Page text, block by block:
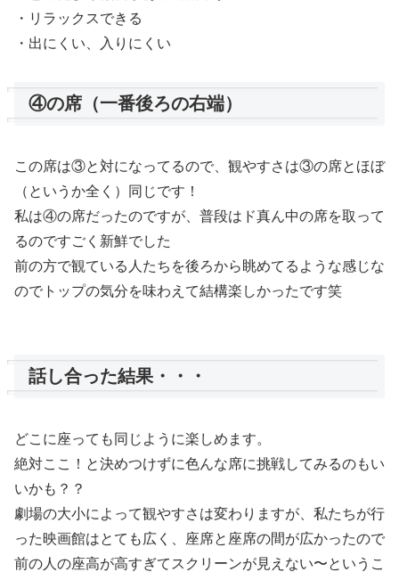
・リラックスできる
・出にくい、入りにくい
④の席（一番後ろの右端）
この席は③と対になってるので、観やすさは③の席とほぼ
（というか全く）同じです！
私は④の席だったのですが、普段はド真ん中の席を取って
るのですごく新鮮でした
前の方で観ている人たちを後ろから眺めてるような感じな
のでトップの気分を味わえて結構楽しかったです笑
話し合った結果・・・
どこに座っても同じように楽しめます。
絶対ここ！と決めつけずに色んな席に挑戦してみるのもい
いかも？？
劇場の大小によって観やすさは変わりますが、私たちが行
った映画館はとても広く、座席と座席の間が広かったので
前の人の座高が高すぎてスクリーンが見えない〜というこ